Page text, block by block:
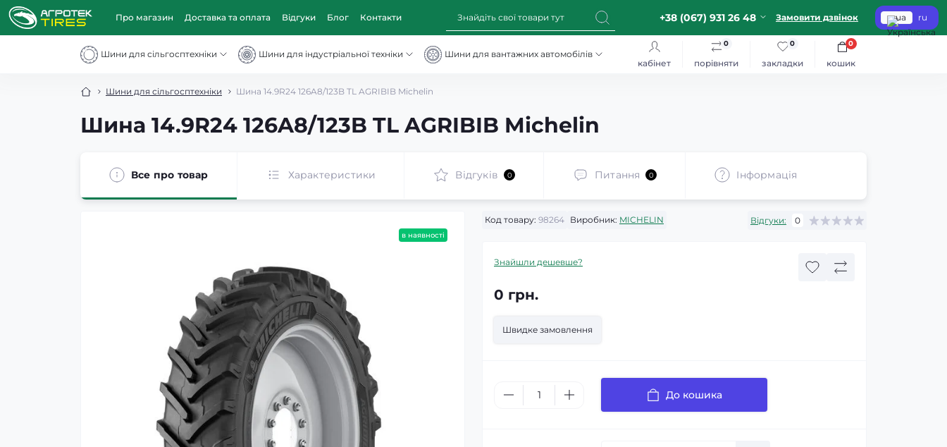
Про магазин Доставка та оплата Відгуки Блог Контакти +38 (067) 931 26 48 Замовити дзвінок ua ru
Шини для сільгосптехніки Шини для індустріальної техніки
Шини для вантажних автомобілів
кабінет
порівняти
0
закладки
0
кошик
0
Шини для сільгосптехніки Шина 14.9R24 126A8/123B TL AGRIBIB Michelin
Шина 14.9R24 126A8/123B TL AGRIBIB Michelin
Все про товар Характеристики Відгуків 0 Питання 0 Iнформація
в наявності
Код товару: 98264 Виробник: MICHELIN Відгуки: 0
Знайшли дешевше?
0 грн.
Швидке замовлення
До кошика